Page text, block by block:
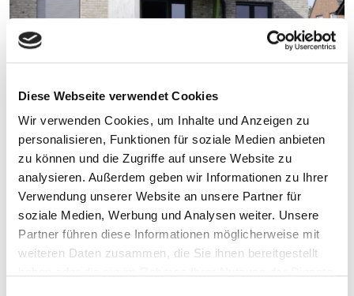
Diese Webseite verwendet Cookies
Wir verwenden Cookies, um Inhalte und Anzeigen zu
personalisieren, Funktionen für soziale Medien anbieten
zu können und die Zugriffe auf unsere Website zu
analysieren. Außerdem geben wir Informationen zu Ihrer
Verwendung unserer Website an unsere Partner für
soziale Medien, Werbung und Analysen weiter. Unsere
Partner führen diese Informationen möglicherweise mit
weiteren Daten zusammen, die Sie ihnen bereitgestellt
Rollläden bieten effektiven
Sonnenschutz und sorgen für mehr
Privatsphäre und ein angenehmes
Raumklima.